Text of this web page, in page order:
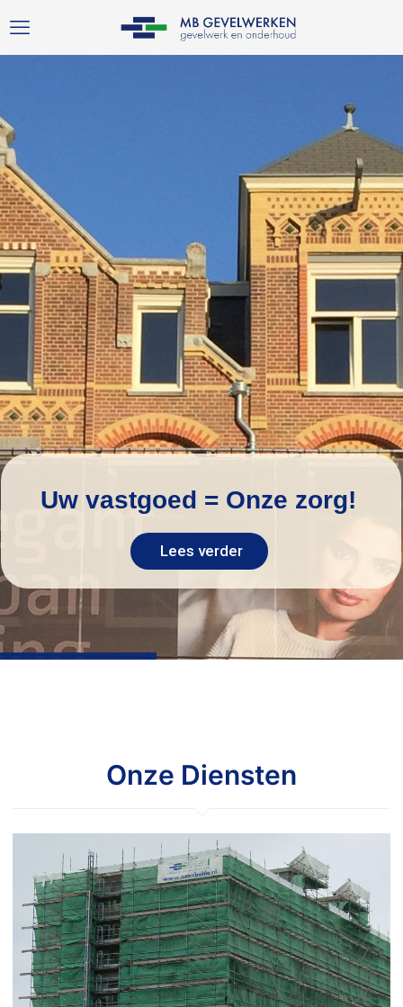
Uw vastgoed = Onze zorg!
Lees verder
Onze Diensten
• Gevelrenovatie
• Gevelreparatie
• Gevelbehandeling